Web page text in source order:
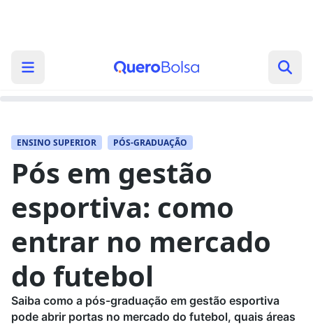
ENSINO SUPERIOR PÓS-GRADUAÇÃO
Pós em gestão
esportiva: como
entrar no mercado
do futebol
Saiba como a pós-graduação em gestão esportiva
pode abrir portas no mercado do futebol, quais áreas